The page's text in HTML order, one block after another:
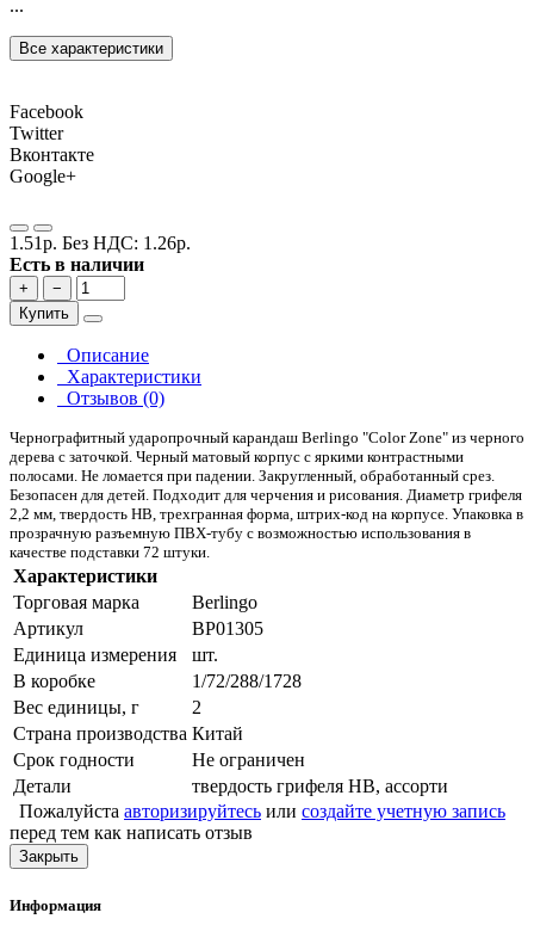
...
Все характеристики
Facebook
Twitter
Вконтакте
Google+
1.51р. Без НДС: 1.26р.
Есть в наличии
+
−
Купить
Описание
Характеристики
Отзывов (0)
Чернографитный ударопрочный карандаш Berlingo "Color Zone" из черного
дерева с заточкой. Черный матовый корпус с яркими контрастными
полосами. Не ломается при падении. Закругленный, обработанный срез.
Безопасен для детей. Подходит для черчения и рисования. Диаметр грифеля
2,2 мм, твердость HB, трехгранная форма, штрих-код на корпусе. Упаковка в
прозрачную разъемную ПВХ-тубу с возможностью использования в
качестве подставки 72 штуки.
Характеристики
Торговая марка
Berlingo
Артикул
BP01305
Единица измерения
шт.
В коробке
1/72/288/1728
Вес единицы, г
2
Страна производства Китай
Срок годности
Не ограничен
Детали
твердость грифеля HB, ассорти
Пожалуйста авторизируйтесь или создайте учетную запись
перед тем как написать отзыв
Закрыть
Информация